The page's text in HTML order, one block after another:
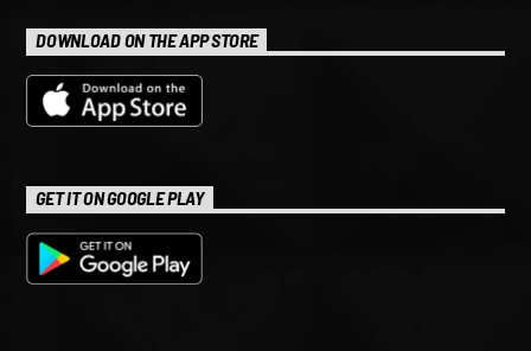
DOWNLOAD ON THE APP STORE
GET IT ON GOOGLE PLAY